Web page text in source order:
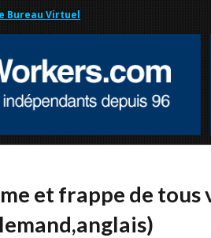
Bureau Virtuel
et frappe de tous